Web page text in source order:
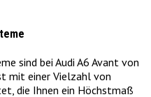
sind bei Audi A6 Avant von
mit einer Vielzahl von
die Ihnen ein Höchstmaß